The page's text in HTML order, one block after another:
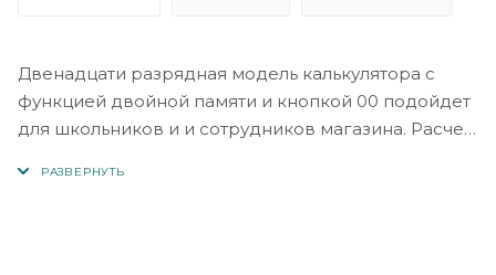
Двенадцати разрядная модель калькулятора с
функцией двойной памяти и кнопкой 00 подойдет
для школьников и и сотрудников магазина. Расчет